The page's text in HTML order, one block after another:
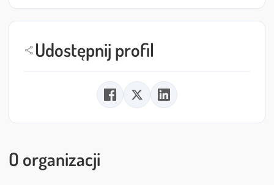
shareUdostępnij profil
O organizacji